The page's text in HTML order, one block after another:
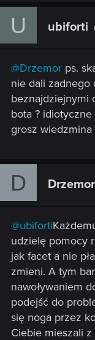
c
:
U ubiforti
@Drzemor ps.
nie dali zadnego
beznajdziejnymi
bota ?
grosz wiedzmina
D Drzemor
@ubiforti
udzielę pomocy
jak facet a nie
zmieni. A tym
nawoływaniem
podejść do
się noga przez
Ciebie mieszali z